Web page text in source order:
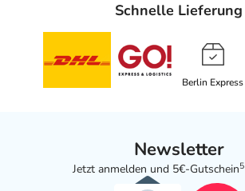
Schnelle Lieferung
Berlin Express
Newsletter
Jetzt anmelden und 5€-Gutschein5